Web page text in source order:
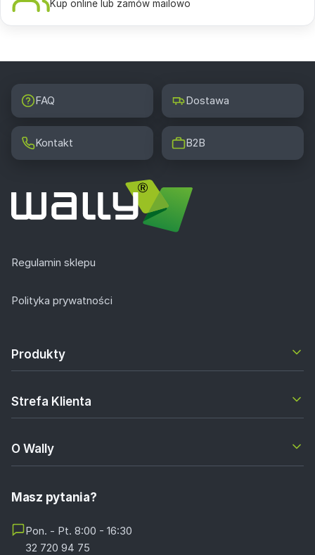
Kup online lub zamów mailowo
FAQ Dostawa
Kontakt B2B
Regulamin sklepu
Polityka prywatności
Produkty
Strefa Klienta
O Wally
Masz pytania?
Pon. - Pt. 8:00 - 16:30
32 720 94 75